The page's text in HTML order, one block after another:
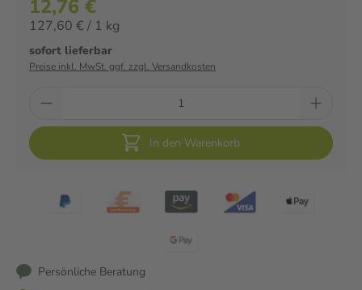
12,76 €
127,60 € / 1 kg
sofort lieferbar
Preise inkl. MwSt. ggf. zzgl. Versandkosten
In den Warenkorb
Persönliche Beratung